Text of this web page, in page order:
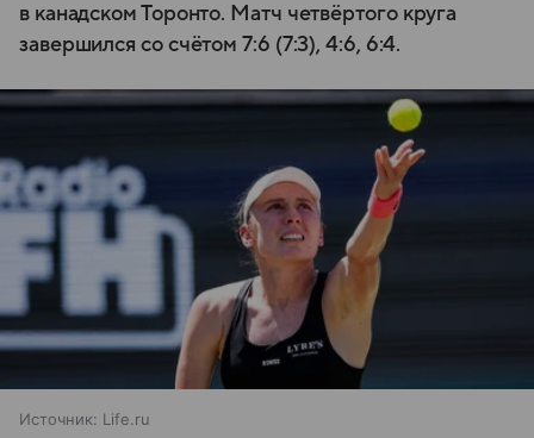
в канадском Торонто. Матч четвёртого круга
завершился со счётом 7:6 (7:3), 4:6, 6:4.
Источник: Life.ru